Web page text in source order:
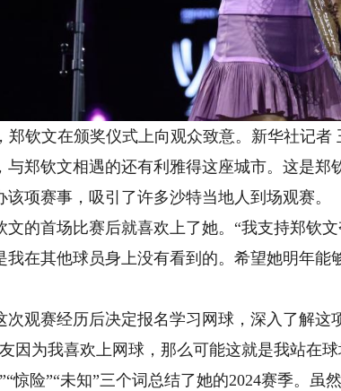
钦文在颁奖仪式上向观众致意。新华社记者
钦文相遇的还有利雅得这座城市。这是郑
项赛事，吸引了许多沙特当地人到场观赛。
首场比赛后就喜欢上了她。“我支持郑钦文
我在其他球员身上没有看到的。希望她明年能
赛经历后决定报名学习网球，深入了解这
因为我喜欢上网球，那么可能这就是我站在
险”“未知”三个词总结了她的2024赛季。虽